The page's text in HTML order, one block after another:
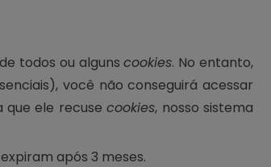
todos ou algunscookies. No entanto,
você não conseguirá acessar
que ele recusecookies, nosso sistema
expiram após 3 meses.